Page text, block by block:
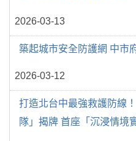
2026-03-13
築起城市安全防護網 中市
2026-03-12
打造北台中最強救護防線
隊」揭牌 首座「沉浸情境